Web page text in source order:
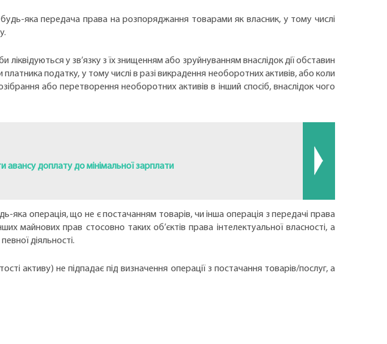
яка передача права на розпоряджання товарами як власник, у тому числі
у зв’язку з їх знищенням або зруйнуванням внаслідок дії обставин
податку, у тому числі в разі викрадення необоротних активів, або коли
або перетворення необоротних активів в інший спосіб, внаслідок чого
авансу доплату до мінімальної зарплати
яка операція, що не є постачанням товарів, чи інша операція з передачі права
майнових прав стосовно таких об’єктів права інтелектуальної власності, а
діяльності.
активу) не підпадає під визначення операції з постачання товарів/послуг, а